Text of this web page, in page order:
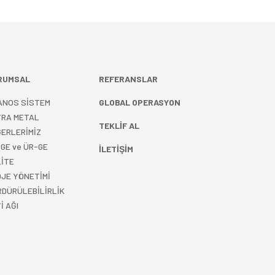
SİSTEM
METAL
ve ÜR-GE
YÖNETİMİ
AĞI
REFERANSLAR
GLOBAL OPERASYON
TEKLİF AL
İLETİŞİM